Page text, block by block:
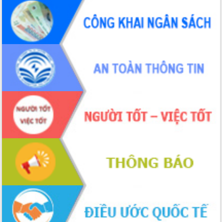
món ăn từ sầu riêng
Đắk Lắk công bố Quy hoạch và xúc
tiến đầu tư tỉnh
Ngành cá ngừ Đắk Lắk chủ động thích
ứng để giữ vững thị trường xuất khẩu
Diễn đàn Kinh tế tư nhân Việt Nam đột
phá cơ chế - Hợp tác công tư
Đề án 06 tạo bước ngoặt đột phá trong
cải cách hành chính tỉnh Đắk Lắk
Kết nối tour, đẩy mạnh chuyển đổi số
để phát triển du lịch Đắk Lắk
Khởi động Dự án Đầu tư xây dựng hạ
tầng kỹ thuật Cụm công nghiệp Tân
Gặp mặt các cơ quan báo chí nhân Kỷ
niệm 101 năm Ngày Báo chí Cách
mạng Việt Nam
Đắk Lắk sơ kết 4 năm triển khai thực
hiện Đề án 06 của Chính phủ
Họp báo thông tin về Hội nghị Công bố